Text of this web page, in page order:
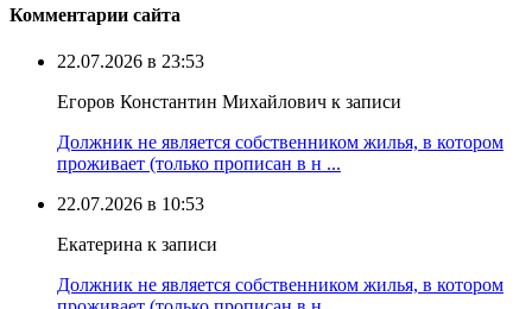
Комментарии сайта
22.07.2026 в 23:53
Егоров Константин Михайлович к записи
Должник не является собственником жилья, в котором
проживает (только прописан в н ...
22.07.2026 в 10:53
Екатерина к записи
Должник не является собственником жилья, в котором